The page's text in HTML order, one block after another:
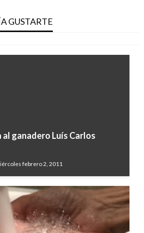
GUSTARTE
hasta marzo de 2017
diciembre 26, 2016
ganadero Luís Carlos
febrero 2, 2011